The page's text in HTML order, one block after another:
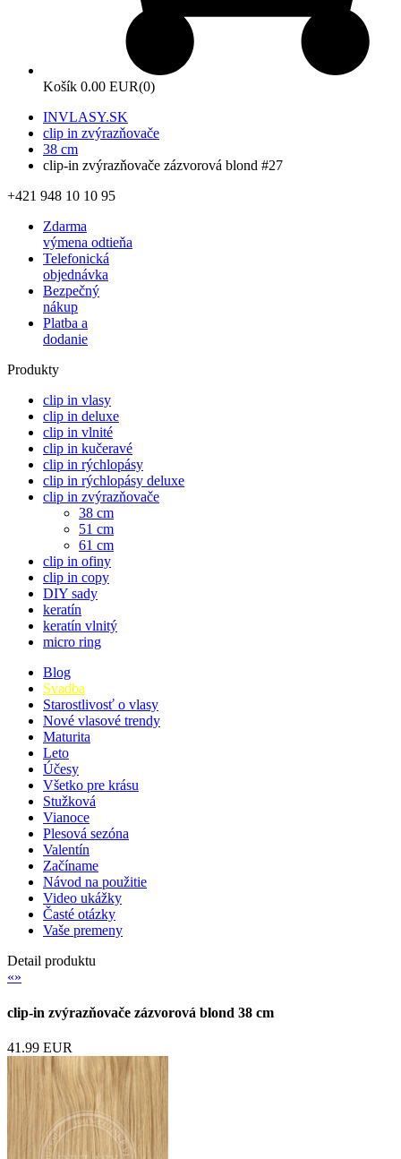
Košík 0.00 EUR(0)
INVLASY.SK
clip in zvýrazňovače
38 cm
clip-in zvýrazňovače zázvorová blond #27
+421 948 10 10 95
Zdarma
výmena odtieňa
Telefonická
objednávka
Bezpečný
nákup
Platba a
dodanie
Produkty
clip in vlasy
clip in deluxe
clip in vlnité
clip in kučeravé
clip in rýchlopásy
clip in rýchlopásy deluxe
clip in zvýrazňovače
38 cm
51 cm
61 cm
clip in ofiny
clip in copy
DIY sady
keratín
keratín vlnitý
micro ring
Blog
Svadba
Starostlivosť o vlasy
Nové vlasové trendy
Maturita
Leto
Účesy
Všetko pre krásu
Stužková
Vianoce
Plesová sezóna
Valentín
Začíname
Návod na použitie
Video ukážky
Časté otázky
Vaše premeny
Detail produktu
«»
clip-in zvýrazňovače zázvorová blond 38 cm
41.99 EUR